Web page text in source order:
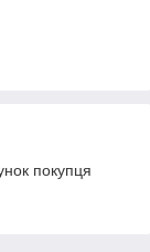
покупця